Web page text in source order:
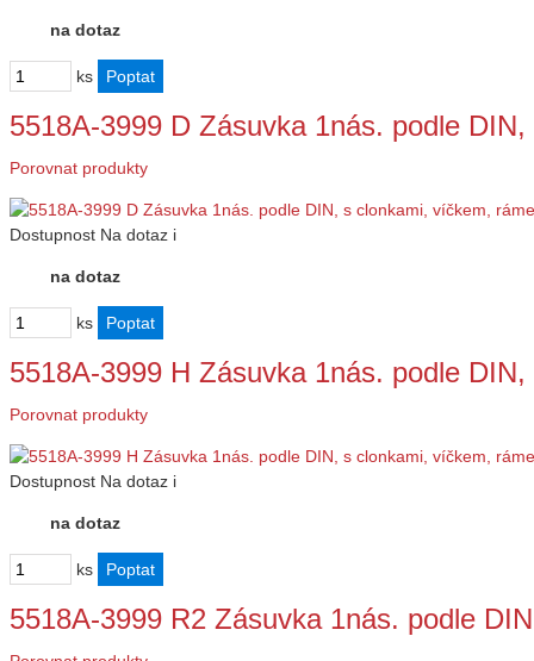
na dotaz
ks
5518A-3999 D Zásuvka 1nás. podle
Porovnat produkty
Dostupnost Na dotaz i
na dotaz
ks
5518A-3999 H Zásuvka 1nás. podle
Porovnat produkty
Dostupnost Na dotaz i
na dotaz
ks
5518A-3999 R2 Zásuvka 1nás. podle